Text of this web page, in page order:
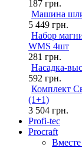
187 грн.
Машина
5 449 грн.
Набор
WMS 4шт
281 грн.
Насадка-
592 грн.
Комплект
(1+1)
3 504 грн.
Profi-tec
Procraft